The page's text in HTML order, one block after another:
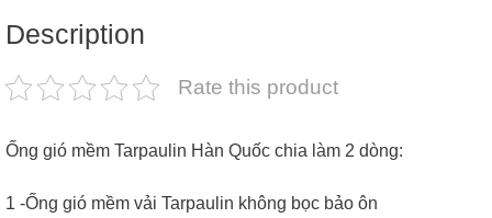
Description
Rate this product
Ống gió mềm Tarpaulin Hàn Quốc chia làm 2 dòng:
1 -Ống gió mềm vải Tarpaulin không bọc bảo ôn